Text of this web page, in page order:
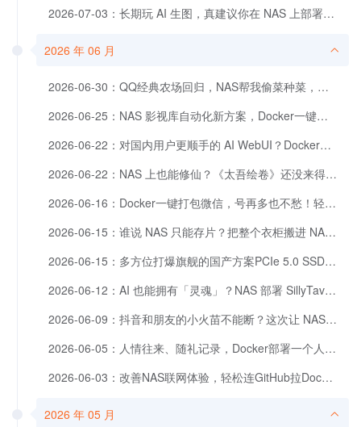
2026-07-03：长期玩 AI 生图，真建议你在 NAS 上部署这个工具，省心太多了
2026 年 06 月
2026-06-30：QQ经典农场回归，NAS帮我偷菜种菜，一路种到王牌农场主
2026-06-25：NAS 影视库自动化新方案，Docker一键部署MediaStationGo
2026-06-22：对国内用户更顺手的 AI WebUI？Docker一键部署HaloWebUI
2026-06-22：NAS 上也能修仙？《太吾绘卷》还没来得及玩，我先用 NAS 搭了个 AI 修仙世界
2026-06-16：Docker一键打包微信，号再多也不愁！轻松实现分身、上云，多设备随时访问。
2026-06-15：谁说 NAS 只能存片？把整个衣柜搬进 NAS，顺手让 AI 当起了穿搭助理
2026-06-15：多方位打爆旗舰的国产方案PCIe 5.0 SSD | 海康存储C5000 2TB测试
2026-06-12：AI 也能拥有「灵魂」？NAS 部署 SillyTavern 打造你的角色酒馆
2026-06-09：抖音和朋友的小火苗不能断？这次让 NAS 帮你在后台守着。
2026-06-05：人情往来、随礼记录，Docker部署一个人情账本「礼记」
2026-06-03：改善NAS联网体验，轻松连GitHub拉Docker，一键部署MicroWARP
2026 年 05 月